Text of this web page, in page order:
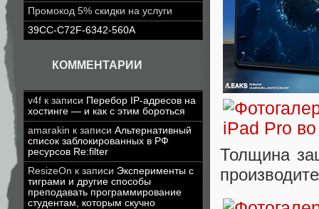
Промокод 5% скидки на услуги
39CC-C72F-6342-560A
КОММЕНТАРИИ
v4f к записи Перебор IP-адресов на
хостинге — и как с этим бороться
amarakin к записи Альтернативный
список заблокированных в РФ
ресурсов Re:filter
ResizeOn к записи Эксперименты с
тиграми и другие способы
преподавать программирование
студентам, которым скучно
Толщина